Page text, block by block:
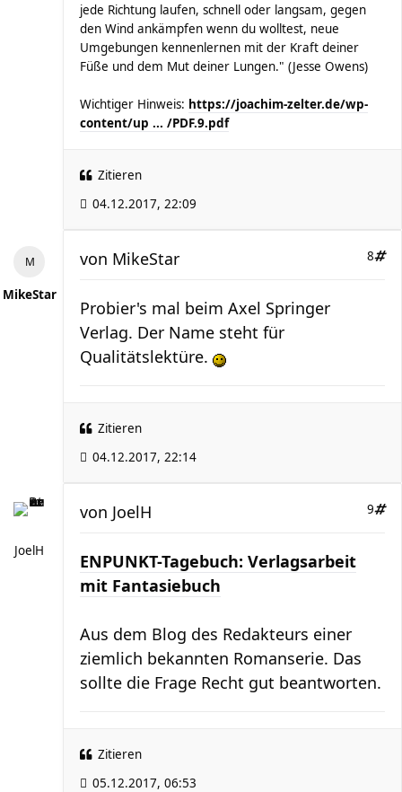
jede Richtung laufen, schnell oder langsam, gegen
den Wind ankämpfen wenn du wolltest, neue
Umgebungen kennenlernen mit der Kraft deiner
Füße und dem Mut deiner Lungen." (Jesse Owens)
Wichtiger Hinweis: https://joachim-zelter.de/wp-
content/up ... /PDF.9.pdf
Zitieren
04.12.2017, 22:09
MikeStar
8
von MikeStar
Probier's mal beim Axel Springer
Verlag. Der Name steht für
Qualitätslektüre.
Zitieren
04.12.2017, 22:14
JoelH
9
von JoelH
ENPUNKT-Tagebuch: Verlagsarbeit
mit Fantasiebuch
Aus dem Blog des Redakteurs einer
ziemlich bekannten Romanserie. Das
sollte die Frage Recht gut beantworten.
Zitieren
05.12.2017, 06:53